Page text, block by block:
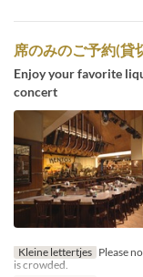
席のみのご予約(貸
Enjoy your favorite
concert
Kleine lettertjes Please
is crowded.